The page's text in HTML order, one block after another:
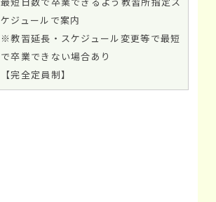
ケジュールで案内
※教習延長・スケジュール変更等で最短
で卒業できない場合あり
【完全定員制】